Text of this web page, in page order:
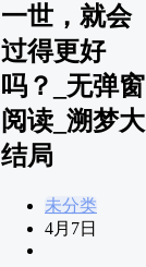
一世，就会
过得更好
吗？_无弹窗
阅读_溯梦大
结局
未分类
4月7日